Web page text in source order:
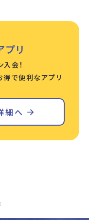
リ
会！
で便利なアプリ
細へ